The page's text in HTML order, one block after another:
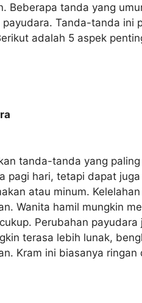
Beberapa tanda yang
Tanda-tanda ini
adalah 5 aspek
tanda-tanda yang
pagi hari, tetapi dapat
atau minum.
Wanita hamil mungkin
Perubahan
terasa lebih lunak,
Kram ini biasanya